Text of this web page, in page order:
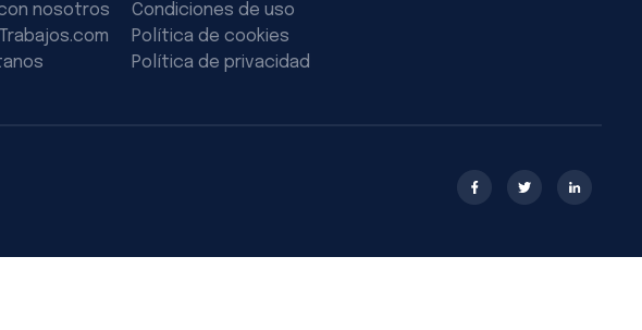
nosotros
Condiciones de uso
Política de cookies
Política de privacidad